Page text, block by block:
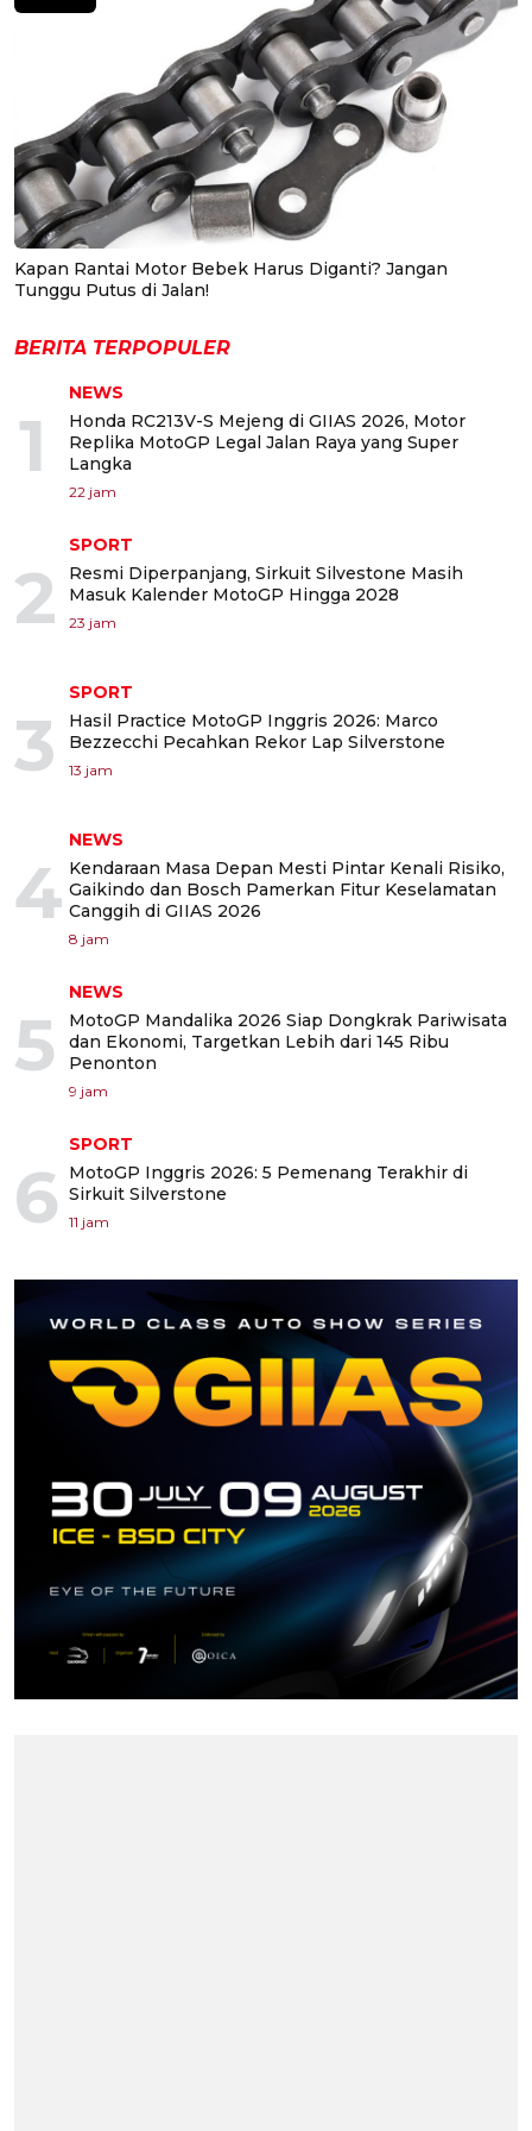
Kapan Rantai Motor Bebek Harus Diganti? Jangan
Tunggu Putus di Jalan!
BERITA TERPOPULER
1
NEWS
Honda RC213V-S Mejeng di GIIAS 2026, Motor
Replika MotoGP Legal Jalan Raya yang Super
Langka
22 jam
2
SPORT
Resmi Diperpanjang, Sirkuit Silvestone Masih
Masuk Kalender MotoGP Hingga 2028
23 jam
3
SPORT
Hasil Practice MotoGP Inggris 2026: Marco
Bezzecchi Pecahkan Rekor Lap Silverstone
13 jam
4
NEWS
Kendaraan Masa Depan Mesti Pintar Kenali Risiko,
Gaikindo dan Bosch Pamerkan Fitur Keselamatan
Canggih di GIIAS 2026
8 jam
5
NEWS
MotoGP Mandalika 2026 Siap Dongkrak Pariwisata
dan Ekonomi, Targetkan Lebih dari 145 Ribu
Penonton
9 jam
6
SPORT
MotoGP Inggris 2026: 5 Pemenang Terakhir di
Sirkuit Silverstone
11 jam